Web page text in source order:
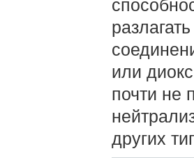
или
почти не
других